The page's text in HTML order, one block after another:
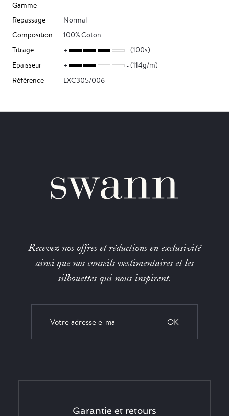
Gamme
Repassage
Normal
Composition
100% Coton
Titrage
(100s)
Epaisseur
(114g/m)
Référence
LXC305/006
Recevez nos offres et réductions en exclusivité
ainsi que nos conseils vestimentaires et les
silhouettes qui nous inspirent.
OK
Garantie et retours